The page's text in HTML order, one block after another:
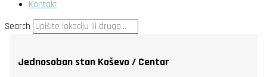
Kontakt
Search
Jednosoban stan Koševo / Centar